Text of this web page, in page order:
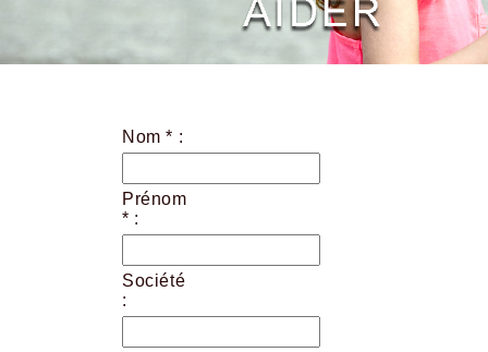
Nom * :
Prénom
* :
Société
: